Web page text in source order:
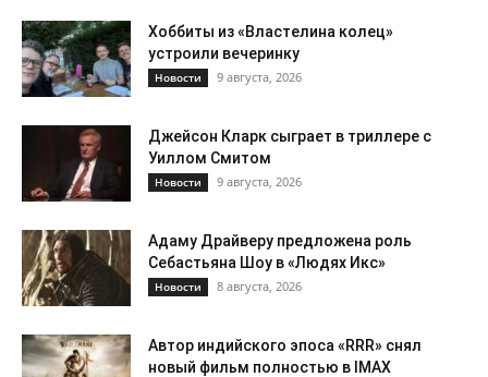
Хоббиты из «Властелина колец»
устроили вечеринку
Новости 9 августа, 2026
Джейсон Кларк сыграет в триллере с
Уиллом Смитом
Новости 9 августа, 2026
Адаму Драйверу предложена роль
Себастьяна Шоу в «Людях Икс»
Новости 8 августа, 2026
Автор индийского эпоса «RRR» снял
новый фильм полностью в IMAX